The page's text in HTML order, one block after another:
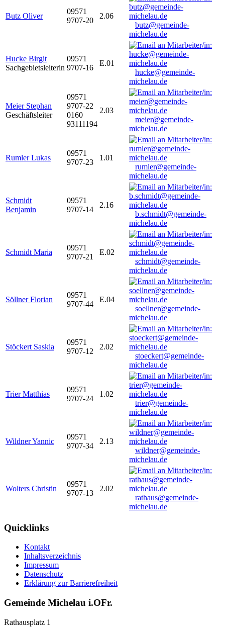
Butz Oliver
09571
9707-20
2.06
butz@gemeinde-
michelau.de
Hucke Birgit
Sachgebietsleiterin
09571
9707-16
E.01
hucke@gemeinde-
michelau.de
Meier Stephan
Geschäftsleiter
09571
9707-22
0160
93111194
2.03
meier@gemeinde-
michelau.de
Rumler Lukas
09571
9707-23
1.01
rumler@gemeinde-
michelau.de
Schmidt
Benjamin
09571
9707-14
2.16
b.schmidt@gemeinde-
michelau.de
Schmidt Maria
09571
9707-21
E.02
schmidt@gemeinde-
michelau.de
Söllner Florian
09571
9707-44
E.04
soellner@gemeinde-
michelau.de
Stöckert Saskia
09571
9707-12
2.02
stoeckert@gemeinde-
michelau.de
Trier Matthias
09571
9707-24
1.02
trier@gemeinde-
michelau.de
Wildner Yannic
09571
9707-34
2.13
wildner@gemeinde-
michelau.de
Wolters Christin
09571
9707-13
2.02
rathaus@gemeinde-
michelau.de
Quicklinks
Kontakt
Inhaltsverzeichnis
Impressum
Datenschutz
Erklärung zur Barrierefreiheit
Gemeinde Michelau i.OFr.
Rathausplatz 1